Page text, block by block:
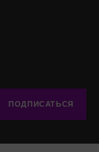
ПОДПИСАТЬСЯ